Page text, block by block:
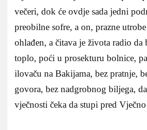
večeri, dok će ovdje sada jedni
preobilne sofre, a on, prazne
ohlađen, a čitava je života radio da
toplo, poći u prosekturu bolnice,
ilovaču na Bakijama, bez pratnje,
govora, bez nadgrobnog biljega,
vječnosti čeka da stupi pred